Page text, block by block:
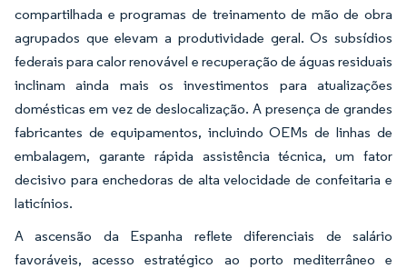
compartilhada e programas de treinamento de mão de obra
agrupados que elevam a produtividade geral. Os subsídios
federais para calor renovável e recuperação de águas residuais
inclinam ainda mais os investimentos para atualizações
domésticas em vez de deslocalização. A presença de grandes
fabricantes de equipamentos, incluindo OEMs de linhas de
embalagem, garante rápida assistência técnica, um fator
decisivo para enchedoras de alta velocidade de confeitaria e
laticínios.
A ascensão da Espanha reflete diferenciais de salário
favoráveis, acesso estratégico ao porto mediterrâneo e